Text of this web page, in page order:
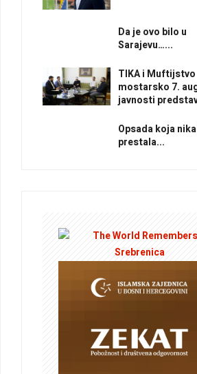
Da je ovo bilo u
Sarajevu…...
TIKA i Muftijstvo
mostarsko 7.
javnosti
Opsada koja
prestala...